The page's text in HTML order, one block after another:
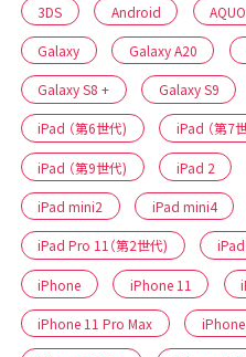
3DS Android
Galaxy Galaxy A20
Galaxy S8 + Galaxy S9
iPad （第6世代) iPad （第7
iPad （第9世代) iPad 2
iPad mini2 iPad mini4
iPad Pro 11（第2世代)
iPhone iPhone 11
iPhone 11 Pro Max